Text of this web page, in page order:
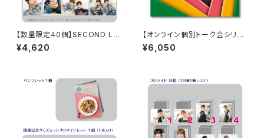
【数量限定40個】SECOND LIN
E Presents みんなに会いに行
くよ! 第47回 in 静岡 開催記念
¥4,620
【オンライン個別トーク会シリア
ルコードなし】佐藤サン、もう１杯
Presents 佐藤拓也、38歳のお
¥6,050